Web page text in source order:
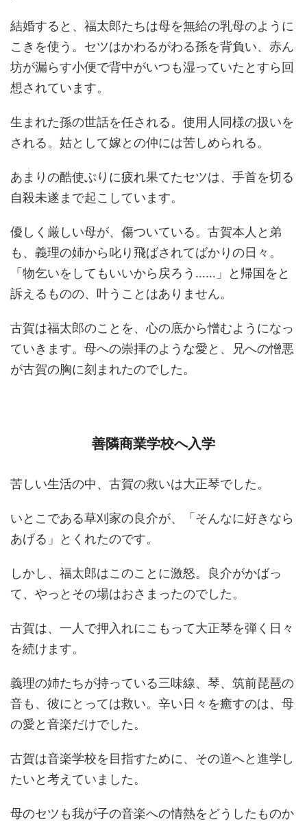
結婚すると、福太郎たちは母を無給の乳母のように
こきを使う。セツはかわるがわる孫を背負い、赤ん
坊が漏らす小便で背中がいつも湿っていたとすら回
想されています。
生まれた孫の世話を任される。使用人同様の扱いを
される。姑として嫁との仲には苦しめられる。
あまりの酷使ぶりに疲れ果てたセツは、手首を切る
自殺未遂まで起こしています。
優しく厳しい母が、傷ついている。古賀本人と弟
も、義理の姉から叱り飛ばされてばかりの日々。
「物乞いをしてもいいから戻ろう……」と帰国をと
訴えるものの、叶うことはありません。
古賀は福太郎のことを、心の底から憎むようになっ
ていきます。母への崇拝のような愛と、兄への憎悪
が古賀の胸に刻まれたのでした。
善隣商業学校へ入学
苦しい生活の中、古賀の救いは大正琴でした。
いとこである草刈家の良介が、「そんなに好きなら
あげる」とくれたのです。
しかし、福太郎はこのことに激怒。良介がかばっ
て、やっとその場はおさまったのでした。
古賀は、一人で押入れにこもって大正琴を弾く日々
を続けます。
義理の姉たちが持っている三味線、琴、筑前琵琶の
音も、彼にとっては救い。辛い日々を癒すのは、母
の愛と音楽だけでした。
古賀は音楽学校を目指すために、その道へと進学し
たいと考えていました。
母のセツも我が子の音楽への情熱をどうしたものか